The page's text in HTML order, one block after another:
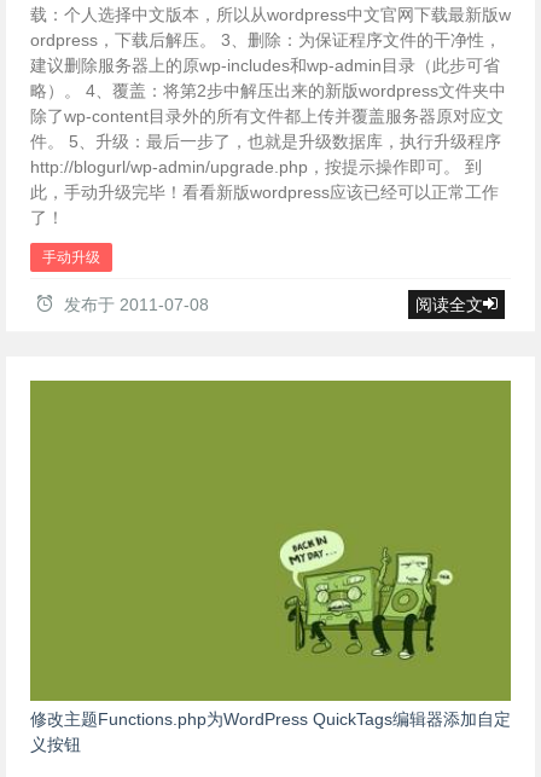
载：个人选择中文版本，所以从wordpress中文官网下载最新版w
ordpress，下载后解压。 3、删除：为保证程序文件的干净性，
建议删除服务器上的原wp-includes和wp-admin目录（此步可省
略）。 4、覆盖：将第2步中解压出来的新版wordpress文件夹中
除了wp-content目录外的所有文件都上传并覆盖服务器原对应文
件。 5、升级：最后一步了，也就是升级数据库，执行升级程序
http://blogurl/wp-admin/upgrade.php，按提示操作即可。 到
此，手动升级完毕！看看新版wordpress应该已经可以正常工作
了！
手动升级
发布于 2011-07-08 阅读全文
修改主题Functions.php为WordPress QuickTags编辑器添加自定
义按钮